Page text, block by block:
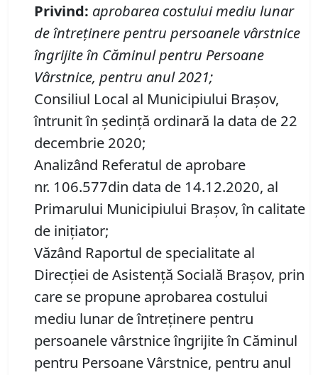
Privind: aprobarea costului mediu lunar
de întreţinere pentru persoanele vârstnice
îngrijite în Căminul pentru Persoane
Vârstnice, pentru anul 2021;
Consiliul Local al Municipiului Brașov,
întrunit în ședință ordinară la data de 22
decembrie 2020;
Analizând Referatul de aprobare
nr. 106.577din data de 14.12.2020, al
Primarului Municipiului Braşov, în calitate
de inițiator;
Văzând Raportul de specialitate al
Direcției de Asistență Socială Brașov, prin
care se propune aprobarea costului
mediu lunar de întreţinere pentru
persoanele vârstnice îngrijite în Căminul
pentru Persoane Vârstnice, pentru anul